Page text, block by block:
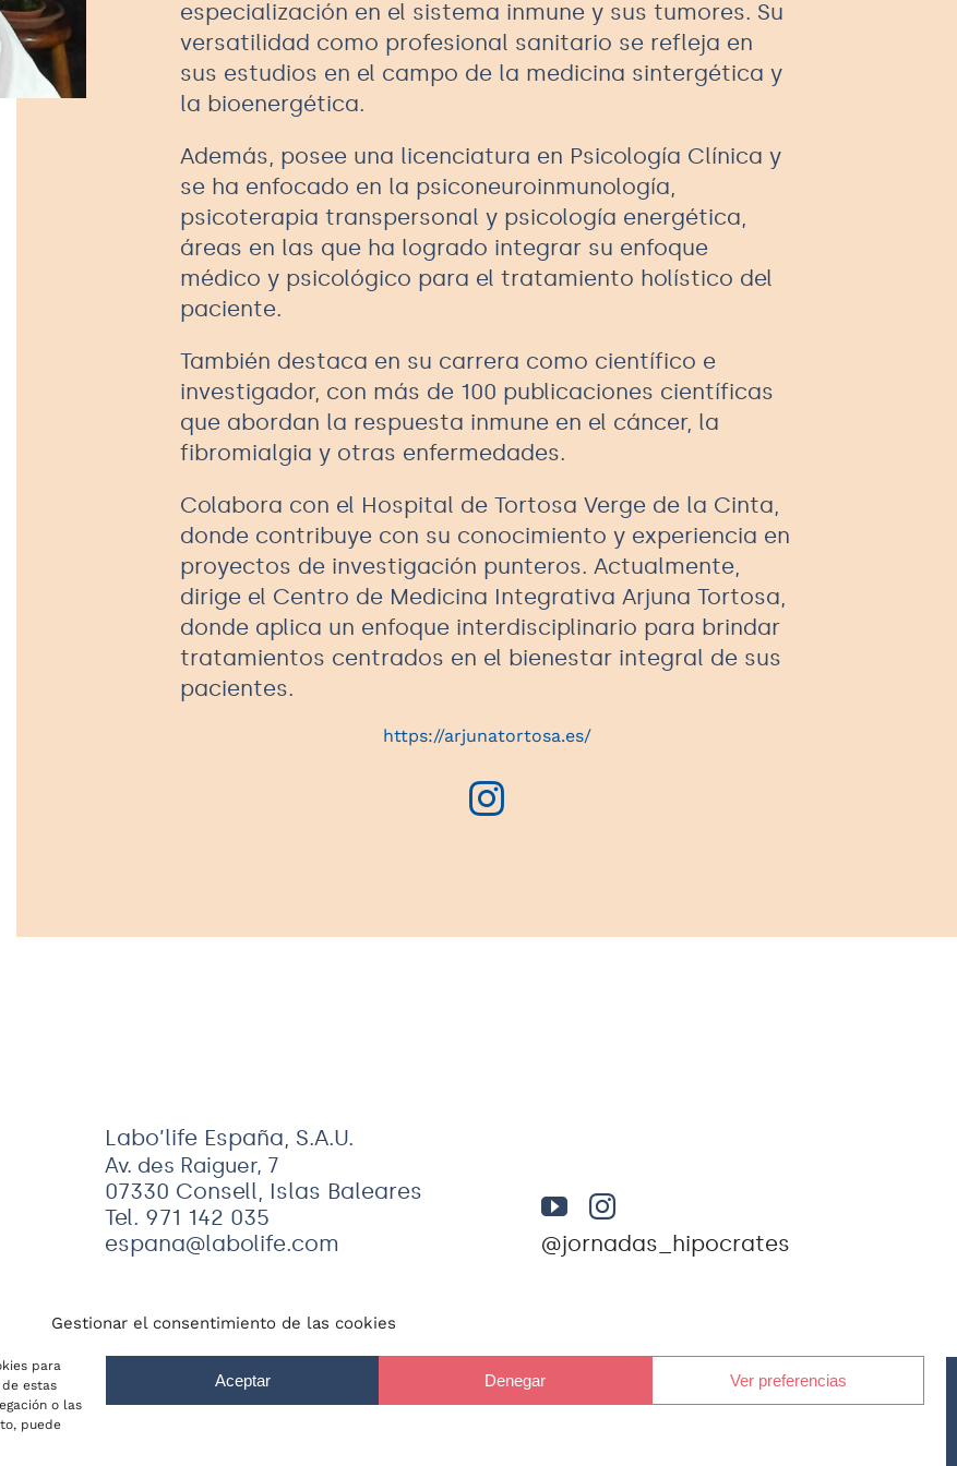
Gestionar el consentimiento de las cookies
para
estas
o las
puede
Aceptar Denegar Ver preferencias
especialización en el sistema inmune y sus tumores. Su
versatilidad como profesional sanitario se refleja en
sus estudios en el campo de la medicina sintergética y
la bioenergética.
Además, posee una licenciatura en Psicología Clínica y
se ha enfocado en la psiconeuroinmunología,
psicoterapia transpersonal y psicología energética,
áreas en las que ha logrado integrar su enfoque
médico y psicológico para el tratamiento holístico del
paciente.
También destaca en su carrera como científico e
investigador, con más de 100 publicaciones científicas
que abordan la respuesta inmune en el cáncer, la
fibromialgia y otras enfermedades.
Colabora con el Hospital de Tortosa Verge de la Cinta,
donde contribuye con su conocimiento y experiencia en
proyectos de investigación punteros. Actualmente,
dirige el Centro de Medicina Integrativa Arjuna Tortosa,
donde aplica un enfoque interdisciplinario para brindar
tratamientos centrados en el bienestar integral de sus
pacientes.
https://arjunatortosa.es/
Labo’life España, S.A.U.
Av. des Raiguer, 7
07330 Consell, Islas Baleares
Tel. 971 142 035
espana@labolife.com
@jornadas_hipocrates
uso–